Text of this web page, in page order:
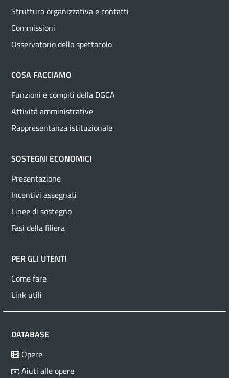
Struttura organizzativa e contatti
Commissioni
Osservatorio dello spettacolo
COSA FACCIAMO
Funzioni e compiti della DGCA
Attività amministrative
Rappresentanza istituzionale
SOSTEGNI ECONOMICI
Presentazione
Incentivi assegnati
Linee di sostegno
Fasi della filiera
PER GLI UTENTI
Come fare
Link utili
DATABASE
Opere
Aiuti alle opere